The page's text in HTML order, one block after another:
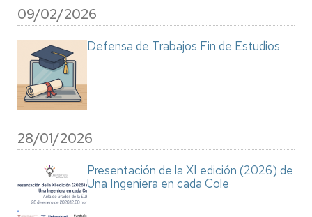
09/02/2026
Defensa de Trabajos Fin de Estudios
28/01/2026
Presentación de la XI edición (2026) de
Una Ingeniera en cada Cole